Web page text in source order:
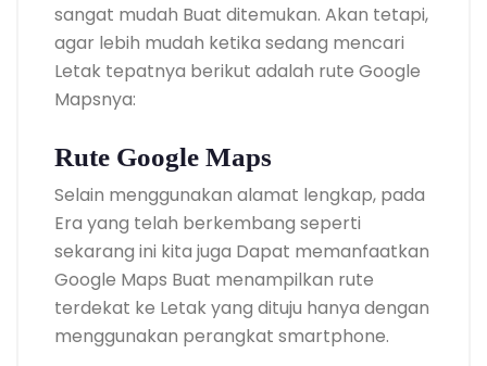
sangat mudah Buat ditemukan. Akan tetapi,
agar lebih mudah ketika sedang mencari
Letak tepatnya berikut adalah rute Google
Mapsnya:
Rute Google Maps
Selain menggunakan alamat lengkap, pada
Era yang telah berkembang seperti
sekarang ini kita juga Dapat memanfaatkan
Google Maps Buat menampilkan rute
terdekat ke Letak yang dituju hanya dengan
menggunakan perangkat smartphone.